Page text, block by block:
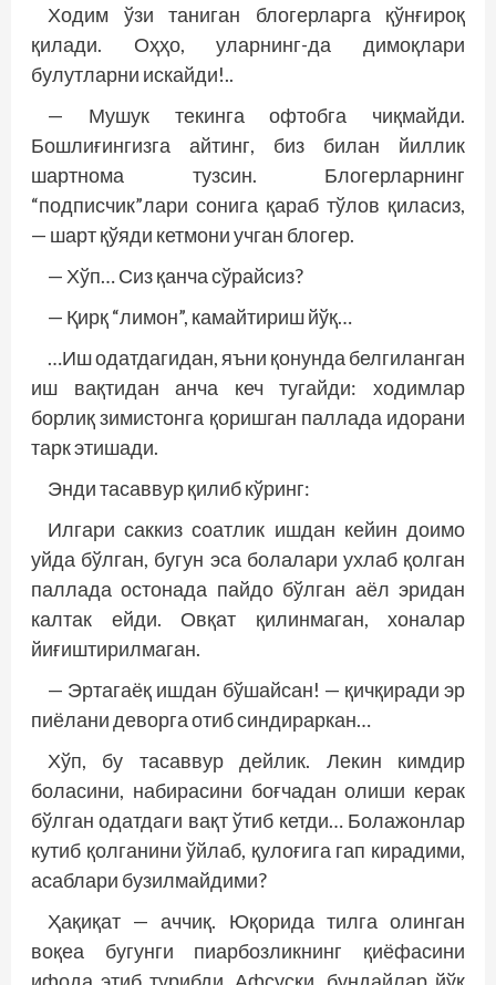
Ходим ўзи таниган блогерларга қўнғироқ
қилади. Оҳҳо, уларнинг-да димоқлари
булутларни искайди!..
— Мушук текинга офтобга чиқмайди.
Бошлиғингизга айтинг, биз билан йиллик
шартнома тузсин. Блогерларнинг
“подписчик”лари сонига қараб тўлов қиласиз,
— шарт қўяди кетмони учган блогер.
— Хўп… Сиз қанча сўрайсиз?
— Қирқ “лимон”, камайтириш йўқ…
…Иш одатдагидан, яъни қонунда белгиланган
иш вақтидан анча кеч тугайди: ходимлар
борлиқ зимистонга қоришган паллада идорани
тарк этишади.
Энди тасаввур қилиб кўринг:
Илгари саккиз соатлик ишдан кейин доимо
уйда бўлган, бугун эса болалари ухлаб қолган
паллада остонада пайдо бўлган аёл эридан
калтак ейди. Овқат қилинмаган, хоналар
йиғиштирилмаган.
— Эртагаёқ ишдан бўшайсан! — қичқиради эр
пиёлани деворга отиб синдираркан…
Хўп, бу тасаввур дейлик. Лекин кимдир
боласини, набирасини боғчадан олиши керак
бўлган одатдаги вақт ўтиб кетди… Болажонлар
кутиб қолганини ўйлаб, қулоғига гап кирадими,
асаблари бузилмайдими?
Ҳақиқат — аччиқ. Юқорида тилга олинган
воқеа бугунги пиарбозликнинг қиёфасини
ифода этиб турибди. Афсуски, бундайлар йўқ